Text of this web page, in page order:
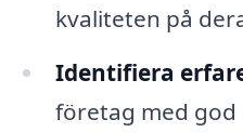
kvaliteten på
Identifiera
företag med